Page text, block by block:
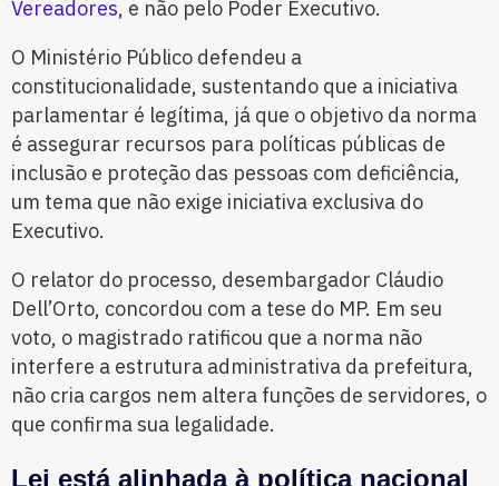
Vereadores, e não pelo Poder Executivo.
O Ministério Público defendeu a
constitucionalidade, sustentando que a iniciativa
parlamentar é legítima, já que o objetivo da norma
é assegurar recursos para políticas públicas de
inclusão e proteção das pessoas com deficiência,
um tema que não exige iniciativa exclusiva do
Executivo.
O relator do processo, desembargador Cláudio
Dell’Orto, concordou com a tese do MP. Em seu
voto, o magistrado ratificou que a norma não
interfere a estrutura administrativa da prefeitura,
não cria cargos nem altera funções de servidores, o
que confirma sua legalidade.
Lei está alinhada à política nacional